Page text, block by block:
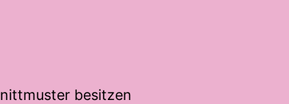
besitzen